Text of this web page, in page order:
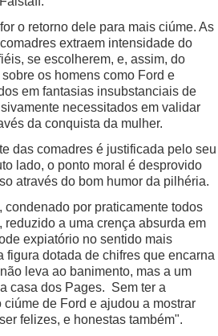
o retorno dele para mais ciúme. As
extraem intensidade do
se escolherem, e, assim, do
os homens como Ford e
em fantasias insubstanciais de
necessitados em validar
da conquista da mulher.
das comadres é justificada pelo seu
lado, o ponto moral é desprovido
através do bom humor da pilhéria.
condenado por praticamente todos
a uma crença absurda em
expiatório no sentido mais
figura dotada de chifres que encarna
leva ao banimento, mas a um
casa dos Pages. Sem ter a
de Ford e ajudou a mostrar
felizes, e honestas também".